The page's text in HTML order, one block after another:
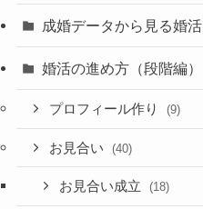
成婚データから見る婚活
婚活の進め方（段階編）
プロフィール作り (9)
お見合い (40)
お見合い成立 (18)